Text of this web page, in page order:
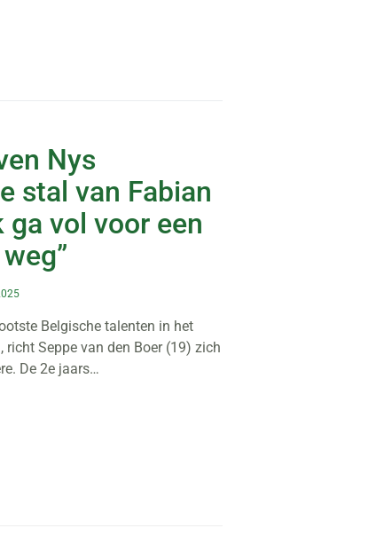
Nys
stal van Fabian
ga vol voor een
Belgische talenten in het
Seppe van den Boer (19) zich
De 2e jaars…